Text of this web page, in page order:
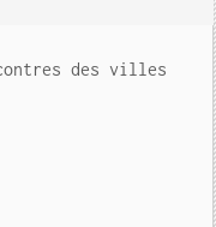
des villes